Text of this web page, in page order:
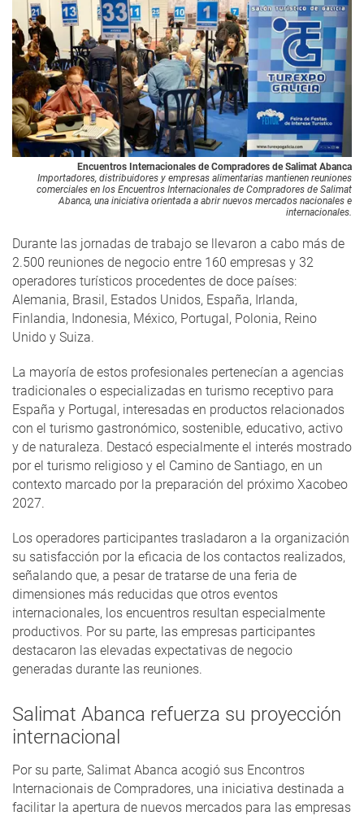
Encuentros Internacionales de Compradores de Salimat Abanca
Importadores, distribuidores y empresas alimentarias mantienen reuniones
comerciales en los Encuentros Internacionales de Compradores de Salimat
Abanca, una iniciativa orientada a abrir nuevos mercados nacionales e
internacionales.
Durante las jornadas de trabajo se llevaron a cabo más de
2.500 reuniones de negocio entre 160 empresas y 32
operadores turísticos procedentes de doce países:
Alemania, Brasil, Estados Unidos, España, Irlanda,
Finlandia, Indonesia, México, Portugal, Polonia, Reino
Unido y Suiza.
La mayoría de estos profesionales pertenecían a agencias
tradicionales o especializadas en turismo receptivo para
España y Portugal, interesadas en productos relacionados
con el turismo gastronómico, sostenible, educativo, activo
y de naturaleza. Destacó especialmente el interés mostrado
por el turismo religioso y el Camino de Santiago, en un
contexto marcado por la preparación del próximo Xacobeo
2027.
Los operadores participantes trasladaron a la organización
su satisfacción por la eficacia de los contactos realizados,
señalando que, a pesar de tratarse de una feria de
dimensiones más reducidas que otros eventos
internacionales, los encuentros resultan especialmente
productivos. Por su parte, las empresas participantes
destacaron las elevadas expectativas de negocio
generadas durante las reuniones.
Salimat Abanca refuerza su proyección
internacional
Por su parte, Salimat Abanca acogió sus Encontros
Internacionais de Compradores, una iniciativa destinada a
facilitar la apertura de nuevos mercados para las empresas